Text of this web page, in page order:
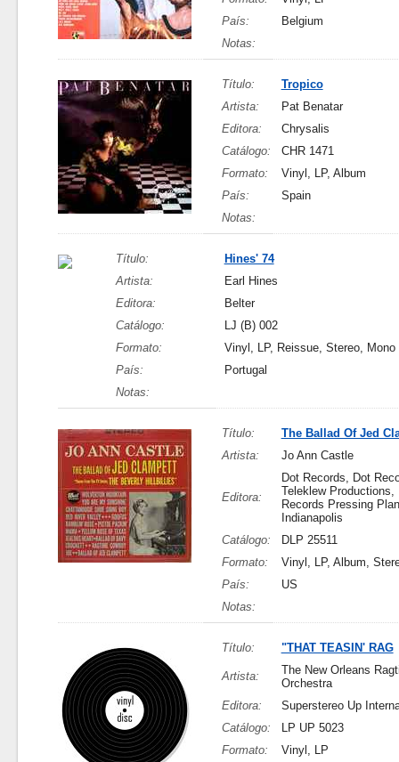
País:
Belgium
Notas:
Título:
Tropico
Artista:
Pat Benatar
Editora:
Chrysalis
Catálogo:
CHR 1471
Formato:
Vinyl, LP, Album
País:
Spain
Notas:
Título:
Hines' 74
Artista:
Earl Hines
Editora:
Belter
Catálogo:
LJ (B) 002
Formato:
Vinyl, LP, Reissue, Stereo, Mono
País:
Portugal
Notas:
Título:
The Ballad Of Jed
Artista:
Jo Ann Castle
Editora:
Dot Records, Dot
Teleklew Productions,
Records Pressing
Indianapolis
Catálogo:
DLP 25511
Formato:
Vinyl, LP, Album,
País:
US
Notas:
Título: "THAT TEASIN' RAG
Artista:
The New Orleans
Orchestra
Editora:
Superstereo Up
Catálogo:
LP UP 5023
Formato:
Vinyl, LP